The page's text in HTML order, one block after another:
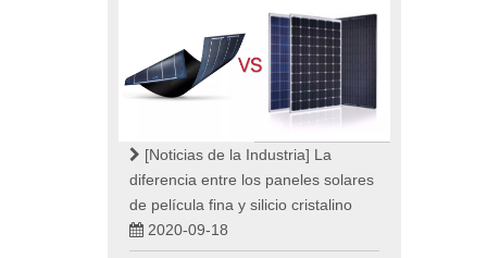
[Noticias de la Industria] La
diferencia entre los paneles solares
de película fina y silicio cristalino
2020-09-18